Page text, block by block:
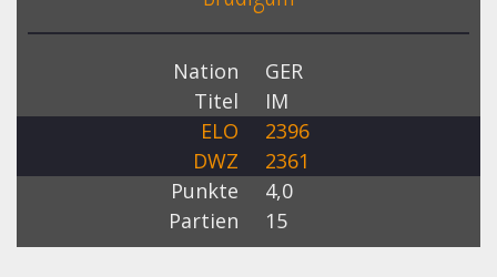
Nation
GER
Titel
IM
ELO
2396
DWZ
2361
Punkte
4,0
Partien
15